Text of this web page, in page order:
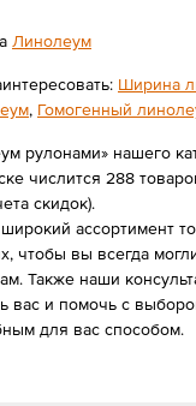
Линолеум
Ширина
, Гомогенный
рулонами» нашего
числится 288
скидок).
ассортимент
чтобы вы всегда
Также наши
вас и помочь с
для вас способом.